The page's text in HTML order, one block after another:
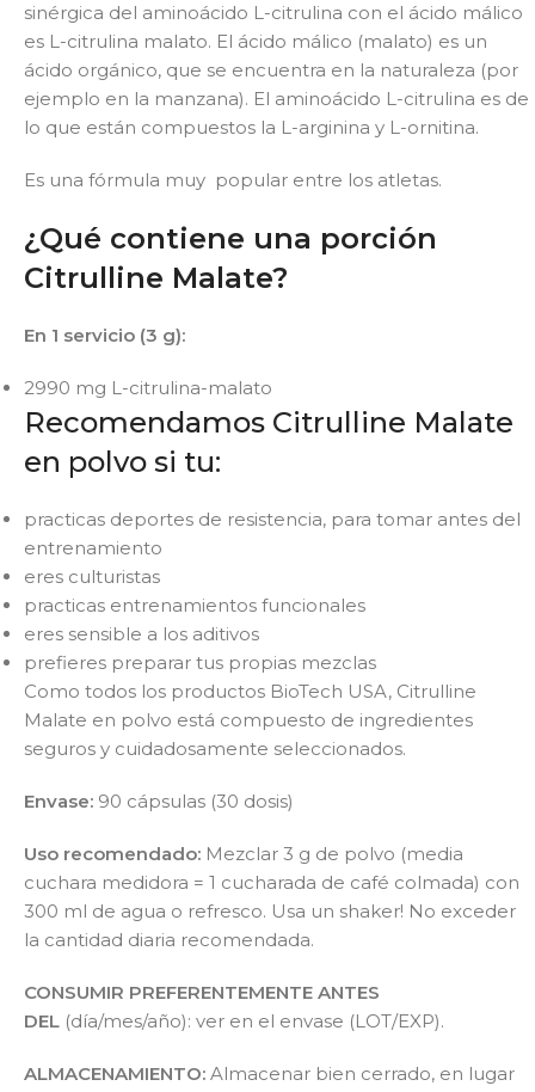
sinérgica del aminoácido L-citrulina con el ácido málico
es L-citrulina malato. El ácido málico (malato) es un
ácido orgánico, que se encuentra en la naturaleza (por
ejemplo en la manzana). El aminoácido L-citrulina es de
lo que están compuestos la L-arginina y L-ornitina.
Es una fórmula muy popular entre los atletas.
¿Qué contiene una porción
Citrulline Malate?
En 1 servicio (3 g):
2990 mg L-citrulina-malato
Recomendamos Citrulline Malate
en polvo si tu:
practicas deportes de resistencia, para tomar antes del
entrenamiento
eres culturistas
practicas entrenamientos funcionales
eres sensible a los aditivos
prefieres preparar tus propias mezclas
Como todos los productos BioTech USA, Citrulline
Malate en polvo está compuesto de ingredientes
seguros y cuidadosamente seleccionados.
Envase: 90 cápsulas (30 dosis)
Uso recomendado: Mezclar 3 g de polvo (media
cuchara medidora = 1 cucharada de café colmada) con
300 ml de agua o refresco. Usa un shaker! No exceder
la cantidad diaria recomendada.
CONSUMIR PREFERENTEMENTE ANTES
DEL (día/mes/año): ver en el envase (LOT/EXP).
ALMACENAMIENTO: Almacenar bien cerrado, en lugar